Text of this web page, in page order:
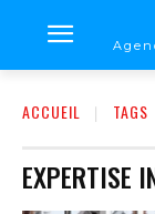
ACCUEIL TAGS
EXPERTISE